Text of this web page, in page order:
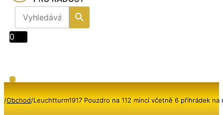
0
/Obchod/Leuchtturm1917 Pouzdro na 112 mincí včetně 6 přihrádek na